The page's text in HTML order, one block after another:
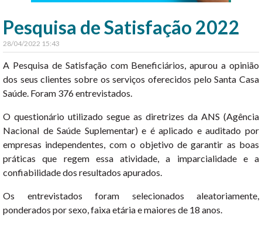
Pesquisa de Satisfação 2022
28/04/2022 15:43
A Pesquisa de Satisfação com Beneficiários, apurou a opinião
dos seus clientes sobre os serviços oferecidos pelo Santa Casa
Saúde. Foram 376 entrevistados.
O questionário utilizado segue as diretrizes da ANS (Agência
Nacional de Saúde Suplementar) e é aplicado e auditado por
empresas independentes, com o objetivo de garantir as boas
práticas que regem essa atividade, a imparcialidade e a
confiabilidade dos resultados apurados.
Os entrevistados foram selecionados aleatoriamente,
ponderados por sexo, faixa etária e maiores de 18 anos.